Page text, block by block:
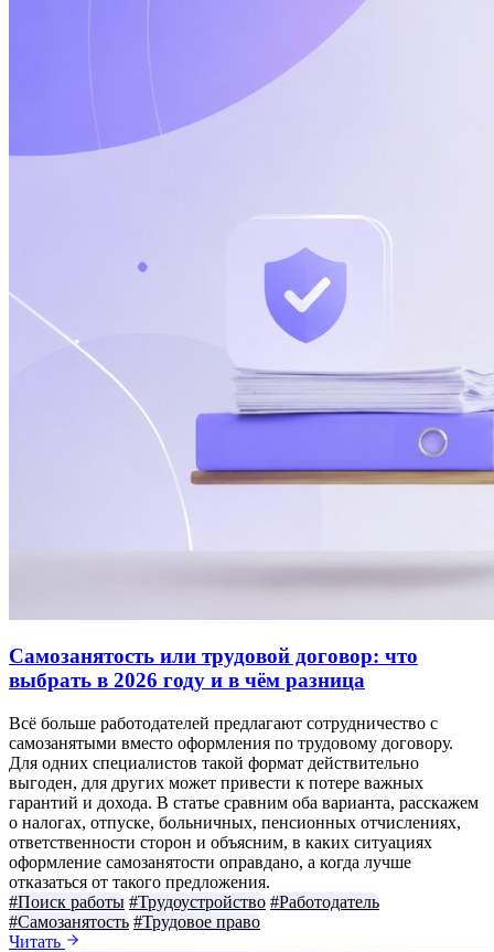
Самозанятость или трудовой договор: что
выбрать в 2026 году и в чём разница
Всё больше работодателей предлагают сотрудничество с
самозанятыми вместо оформления по трудовому договору.
Для одних специалистов такой формат действительно
выгоден, для других может привести к потере важных
гарантий и дохода. В статье сравним оба варианта, расскажем
о налогах, отпуске, больничных, пенсионных отчислениях,
ответственности сторон и объясним, в каких ситуациях
оформление самозанятости оправдано, а когда лучше
отказаться от такого предложения.
#Поиск работы #Трудоустройство #Работодатель
#Самозанятость #Трудовое право
Читать